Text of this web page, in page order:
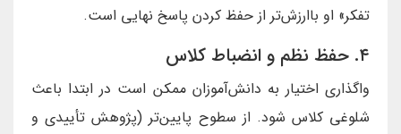
تفکر» او باارزش‌تر از حفظ کردن پاسخ نهایی است.
۴. حفظ نظم و انضباط کلاس
واگذاری اختیار به دانش‌آموزان ممکن است در ابتدا باعث
شلوغی کلاس شود. از سطوح پایین‌تر (پژوهش تأییدی و